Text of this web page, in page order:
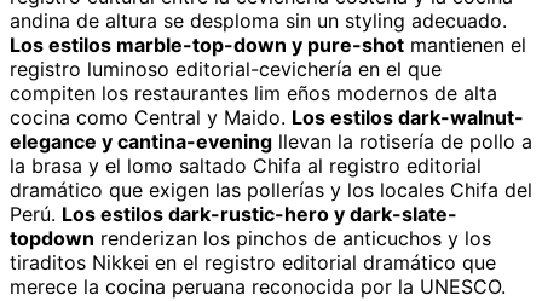
andina de altura se desploma sin un styling adecuado.
Los estilos marble-top-down y pure-shot mantienen el
registro luminoso editorial-cevichería en el que
compiten los restaurantes lim eños modernos de alta
cocina como Central y Maido. Los estilos dark-walnut-
elegance y cantina-evening llevan la rotisería de pollo a
la brasa y el lomo saltado Chifa al registro editorial
dramático que exigen las pollerías y los locales Chifa del
Perú. Los estilos dark-rustic-hero y dark-slate-
topdown renderizan los pinchos de anticuchos y los
tiraditos Nikkei en el registro editorial dramático que
merece la cocina peruana reconocida por la UNESCO.